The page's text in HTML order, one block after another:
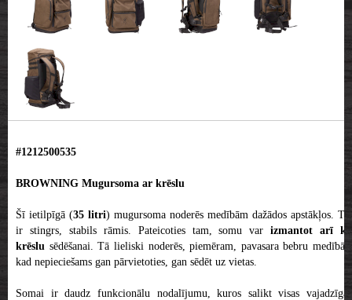
#1212500535
BROWNING Mugursoma ar krēslu
Šī ietilpīgā (35 litri) mugursoma noderēs medībām dažādos apstākļos. Tai
ir stingrs, stabils rāmis. Pateicoties tam, somu varizmantot arī kā
krēslu sēdēšanai. Tā lieliski noderēs, piemēram, pavasara bebru medībās,
kad nepieciešams gan pārvietoties, gan sēdēt uz vietas.
Somai ir daudz funkcionālu nodalījumu, kuros salikt visas vajadzīgas